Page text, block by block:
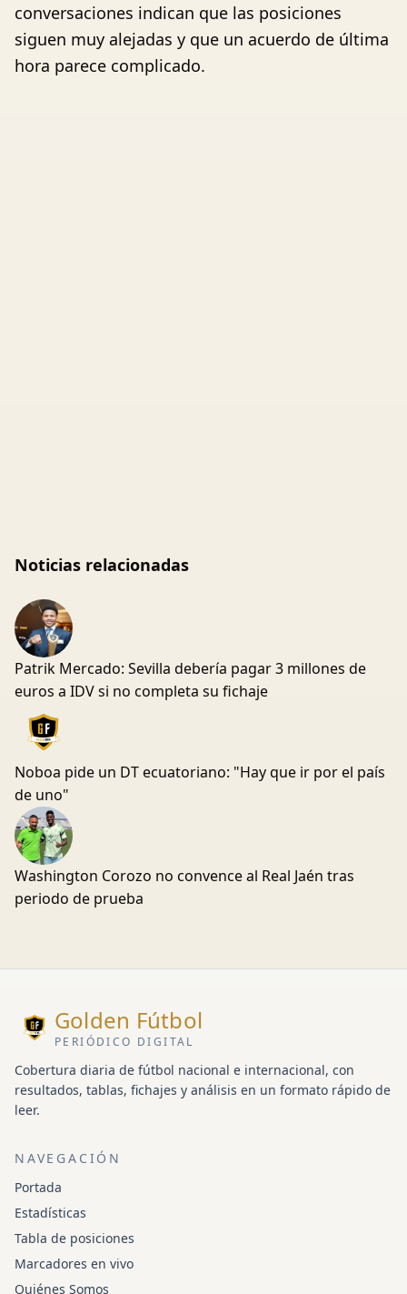
conversaciones indican que las posiciones
siguen muy alejadas y que un acuerdo de última
hora parece complicado.
Noticias relacionadas
Patrik Mercado: Sevilla debería pagar 3 millones de
euros a IDV si no completa su fichaje
Noboa pide un DT ecuatoriano: "Hay que ir por el país
de uno"
Washington Corozo no convence al Real Jaén tras
periodo de prueba
Golden Fútbol
PERIÓDICO DIGITAL
Cobertura diaria de fútbol nacional e internacional, con
resultados, tablas, fichajes y análisis en un formato rápido de
leer.
NAVEGACIÓN
Portada
Estadísticas
Tabla de posiciones
Marcadores en vivo
Quiénes Somos